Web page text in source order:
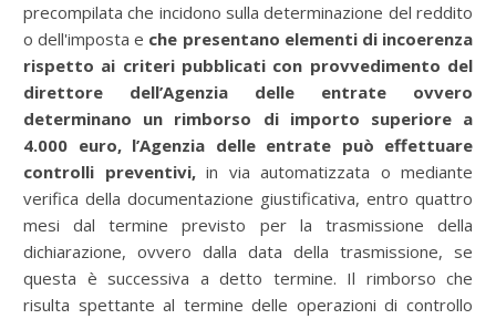
precompilata che incidono sulla determinazione del reddito
o dell'imposta e che presentano elementi di incoerenza
rispetto ai criteri pubblicati con provvedimento del
direttore dell’Agenzia delle entrate ovvero
determinano un rimborso di importo superiore a
4.000 euro, l’Agenzia delle entrate può effettuare
controlli preventivi, in via automatizzata o mediante
verifica della documentazione giustificativa, entro quattro
mesi dal termine previsto per la trasmissione della
dichiarazione, ovvero dalla data della trasmissione, se
questa è successiva a detto termine. Il rimborso che
risulta spettante al termine delle operazioni di controllo